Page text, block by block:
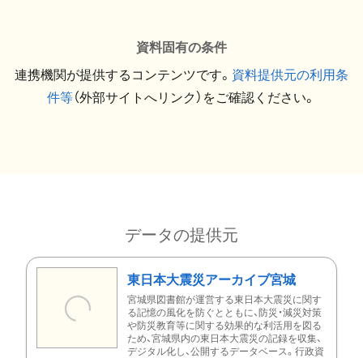
資料固有の条件
連携機関が提供するコンテンツです。 資料提供元の利用条
件等（外部サイトへリンク）をご確認ください。
データの提供元
東日本大震災アーカイブ宮城
宮城県図書館が運営する東日本大震災に関す
る記憶の風化を防ぐとともに、防災・減災対策
や防災教育等に関する効果的な利活用を図る
ため、宮城県内の東日本大震災の記録を収集、
デジタル化し、公開するデータベース。行政資